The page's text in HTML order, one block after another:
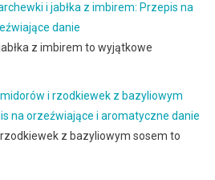
i jabłka z imbirem: Przepis na
danie
z imbirem to wyjątkowe
i rzodkiewek z bazyliowym
na orzeźwiające i aromatyczne danie
z bazyliowym sosem to